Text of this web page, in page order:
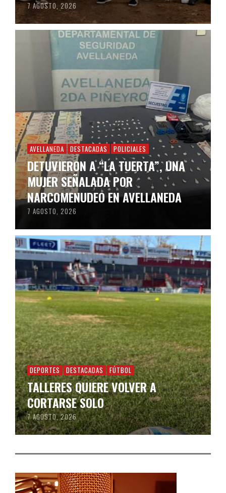
7 AGOSTO, 2026
AVELLANEDA DESTACADAS POLICIALES
DETUVIERON A “LA TUERTA”, UNA
MUJER SEÑALADA POR
NARCOMENUDEO EN AVELLANEDA
7 AGOSTO, 2026
DEPORTES DESTACADAS FÚTBOL
TALLERES QUIERE VOLVER A
CORTARSE SOLO
7 AGOSTO, 2026